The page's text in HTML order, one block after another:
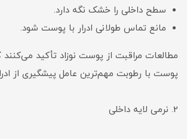
سطح داخلی را خشک نگه دارد.
مانع تماس طولانی ادرار با پوست شود.
مطالعات مراقبت از پوست نوزاد تأکید
پوست با رطوبت مهم‌ترین عامل پیشگیری از
2. نرمی لایه داخلی